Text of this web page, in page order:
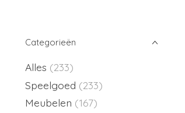
Categorieën
Alles (233)
Speelgoed (233)
Meubelen (167)